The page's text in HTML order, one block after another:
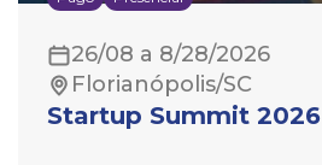
26/08 a 8/28/2026
Florianópolis/SC
Startup Summit 2026